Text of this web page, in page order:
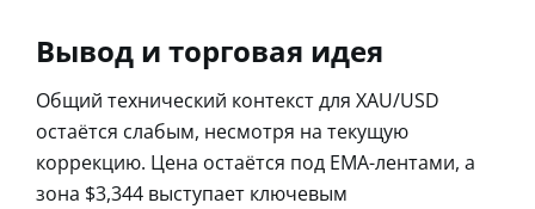
Вывод и торговая идея
Общий технический контекст для XAU/USD
остаётся слабым, несмотря на текущую
коррекцию. Цена остаётся под EMA-лентами, а
зона $3,344 выступает ключевым